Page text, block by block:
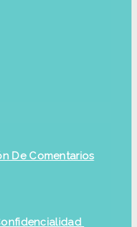
De Comentarios